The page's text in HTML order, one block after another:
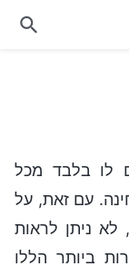
לו בלבד מכל
עם זאת, על
לא ניתן לראות
ביותר הללו